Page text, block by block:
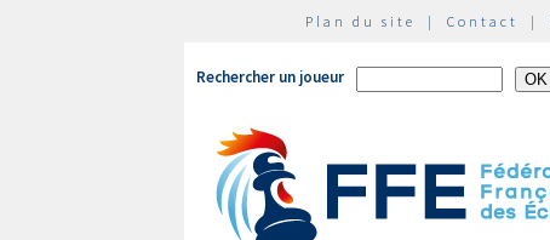
Plan du site | Contact |
Rechercher un joueur